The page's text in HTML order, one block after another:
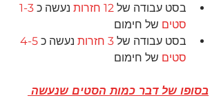
בסט עבודה של 12 חזרות נעשה כ
סטים של חימום
בסט עבודה של 3 חזרות נעשה כ
סטים של חימום
בסופו של דבר כמות הסטים שנעשה